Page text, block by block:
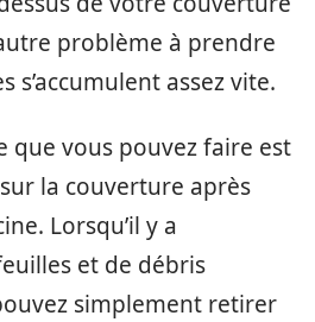
problème à prendre
s’accumulent assez vite.
que vous pouvez faire est
la couverture après
Lorsqu’il y a
et de débris
simplement retirer